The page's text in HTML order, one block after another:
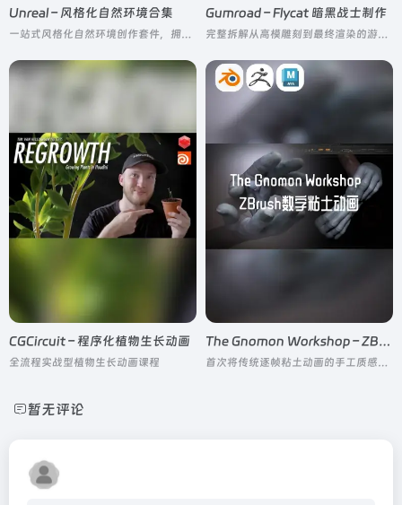
Unreal – 风格化自然环境合集
一站式风格化自然环境创作套件，拥有统一的动漫 / 卡通风格化美术标准
Gumroad – Flycat 暗黑战士制作
完整拆解从高模雕刻到最终渲染的游戏 / 影视级角色制作全流程
CGCircuit – 程序化植物生长动画
全流程实战型植物生长动画课程
The Gnomon Workshop – ZBrush粘土动画
暂无评论